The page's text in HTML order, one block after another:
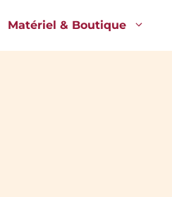
Matériel & Boutique